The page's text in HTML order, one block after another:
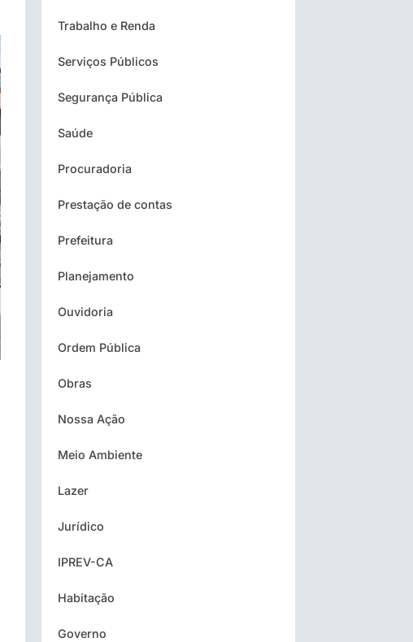
Trabalho e Renda
Serviços Públicos
Segurança Pública
Saúde
Procuradoria
Prestação de contas
Prefeitura
Planejamento
Ouvidoria
Ordem Pública
Obras
Nossa Ação
Meio Ambiente
Lazer
Jurídico
IPREV-CA
Habitação
Governo